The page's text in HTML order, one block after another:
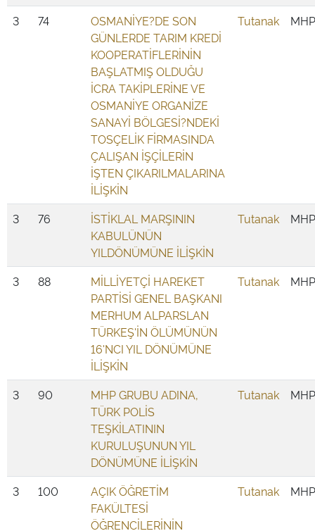
3 74
OSMANİYE?DE SON
GÜNLERDE TARIM KREDİ
KOOPERATİFLERİNİN
BAŞLATMIŞ OLDUĞU
İCRA TAKİPLERİNE VE
OSMANİYE ORGANİZE
SANAYİ BÖLGESİ?NDEKİ
TOSÇELİK FİRMASINDA
ÇALIŞAN İŞÇİLERİN
İŞTEN ÇIKARILMALARINA
İLİŞKİN
Tutanak MHP
3 76
İSTİKLAL MARŞININ
KABULÜNÜN
YILDÖNÜMÜNE İLİŞKİN
Tutanak MHP
3 88
MİLLİYETÇİ HAREKET
PARTİSİ GENEL BAŞKANI
MERHUM ALPARSLAN
TÜRKEŞ'İN ÖLÜMÜNÜN
16'NCI YIL DÖNÜMÜNE
İLİŞKİN
Tutanak MHP
3 90
MHP GRUBU ADINA,
TÜRK POLİS
TEŞKİLATININ
KURULUŞUNUN YIL
DÖNÜMÜNE İLİŞKİN
Tutanak MHP
3 100
AÇIK ÖĞRETİM
FAKÜLTESİ
ÖĞRENCİLERİNİN
Tutanak MHP